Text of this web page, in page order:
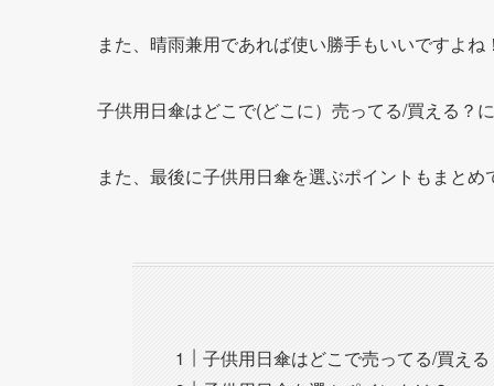
また、晴雨兼用であれば使い勝手もいいですよね
子供用日傘はどこで(どこに）売ってる/買える？
また、最後に子供用日傘を選ぶポイントもまと
子供用日傘はどこで売ってる/買え